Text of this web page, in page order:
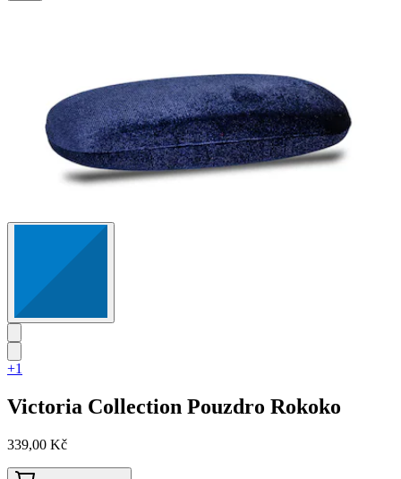
+1
Victoria Collection Pouzdro Rokoko
339,00 Kč